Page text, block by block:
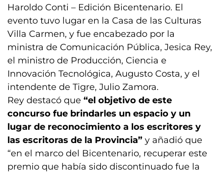
Haroldo Conti – Edición Bicentenario. El
evento tuvo lugar en la Casa de las Culturas
Villa Carmen, y fue encabezado por la
ministra de Comunicación Pública, Jesica Rey,
el ministro de Producción, Ciencia e
Innovación Tecnológica, Augusto Costa, y el
intendente de Tigre, Julio Zamora.
Rey destacó que “el objetivo de este
concurso fue brindarles un espacio y un
lugar de reconocimiento a los escritores y
las escritoras de la Provincia” y añadió que
“en el marco del Bicentenario, recuperar este
premio que había sido discontinuado fue la